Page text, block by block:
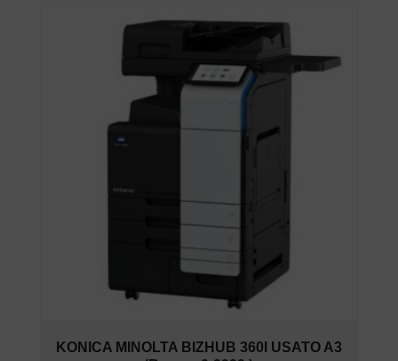
KONICA MINOLTA BIZHUB 360I USATO A3